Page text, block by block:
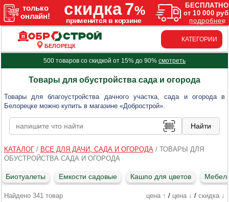
БЕЛОРЕЦК
КАТЕГОРИИ
500 товаров со скидкой от 15% до 90% смотреть
Товары для обустройства сада и огорода
Товары для благоустройства дачного участка, сада и огорода в
Белорецке можно купить в магазине «Добрострой».
КАТАЛОГ/ ВСЕ ДЛЯ ДАЧИ, САДА И ОГОРОДА/ ТОВАРЫ ДЛЯ
ОБУСТРОЙСТВА САДА И ОГОРОДА
Биотуалеты Емкости садовые Кашпо для цветов
Найдено 341 товар цена ↑ / цена ↓ / скидка ↓